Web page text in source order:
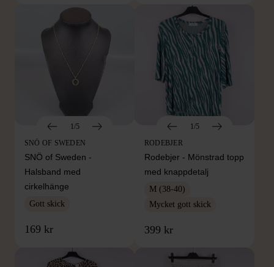
1/5
SNÖ OF SWEDEN
SNÖ of Sweden -
Halsband med
cirkelhänge
Gott skick
169 kr
1/5
RODEBJER
Rodebjer - Mönstrad topp
med knappdetalj
M (38-40)
Mycket gott skick
399 kr